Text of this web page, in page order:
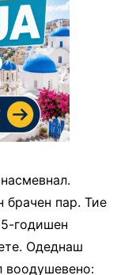
брачен пар. Тие
годишен
Одеднаш
воодушевено: